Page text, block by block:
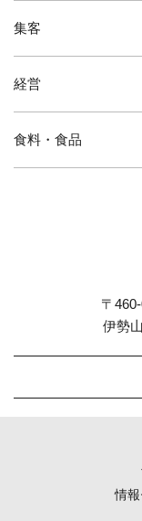
集客
経営
食料・食品
〒
伊勢
情